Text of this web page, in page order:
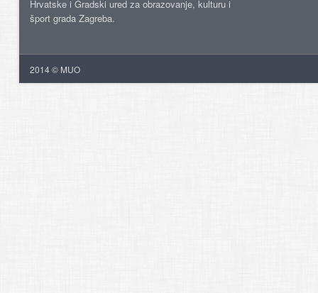
Hrvatske i Gradski ured za obrazovanje, kulturu i
šport grada Zagreba.
2014 © MUO